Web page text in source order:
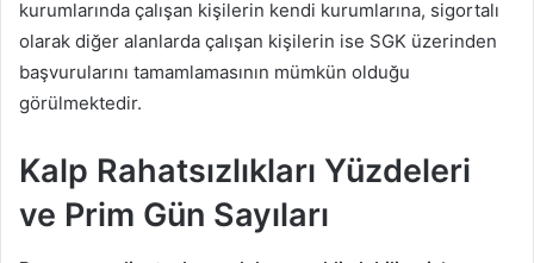
kurumlarında çalışan kişilerin kendi kurumlarına, sigortalı
olarak diğer alanlarda çalışan kişilerin ise SGK üzerinden
başvurularını tamamlamasının mümkün olduğu
görülmektedir.
Kalp Rahatsızlıkları Yüzdeleri
ve Prim Gün Sayıları